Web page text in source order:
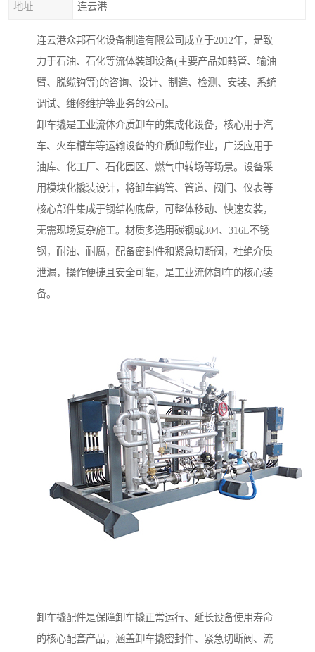
地址 连云港
连云港众邦石化设备制造有限公司成立于2012年，是致
力于石油、石化等流体装卸设备(主要产品如鹤管、输油
臂、脱缆钩等)的咨询、设计、制造、检测、安装、系统
调试、维修维护等业务的公司。
卸车撬是工业流体介质卸车的集成化设备，核心用于汽
车、火车槽车等运输设备的介质卸载作业，广泛应用于
油库、化工厂、石化园区、燃气中转场等场景。设备采
用模块化撬装设计，将卸车鹤管、管道、阀门、仪表等
核心部件集成于钢结构底盘，可整体移动、快速安装，
无需现场复杂施工。材质多选用碳钢或304、316L不锈
钢，耐油、耐腐，配备密封件和紧急切断阀，杜绝介质
泄漏，操作便捷且安全可靠，是工业流体卸车的核心装
备。
卸车撬配件是保障卸车撬正常运行、延长设备使用寿命
的核心配套产品，涵盖卸车撬密封件、紧急切断阀、流